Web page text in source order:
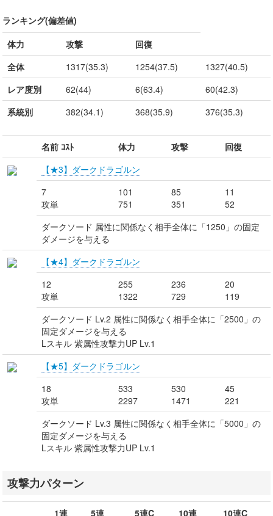
ランキング(偏差値)
体力
攻撃
回復
全体
1317(35.3) 1254(37.5)
1327(40.5)
レア度別
62(44) 6(63.4)
60(42.3)
系統別
382(34.1) 368(35.9) 376(35.3)
名前 ｺｽﾄ 体力 攻撃
回復
【★3】ダークドラゴルン
7
攻単
101
751
85
351
11
52
ダークソード 属性に関係なく相手全体に「1250」の固定
ダメージを与える
【★4】ダークドラゴルン
12
攻単
255
1322
236
729
20
119
ダークソード Lv.2 属性に関係なく相手全体に「2500」の
固定ダメージを与える
Lスキル 紫属性攻撃力UP Lv.1
【★5】ダークドラゴルン
18
攻単
533
2297
530
1471
45
221
ダークソード Lv.3 属性に関係なく相手全体に「5000」の
固定ダメージを与える
Lスキル 紫属性攻撃力UP Lv.1
攻撃力パターン
1連 5連 5連C 10連 10連C